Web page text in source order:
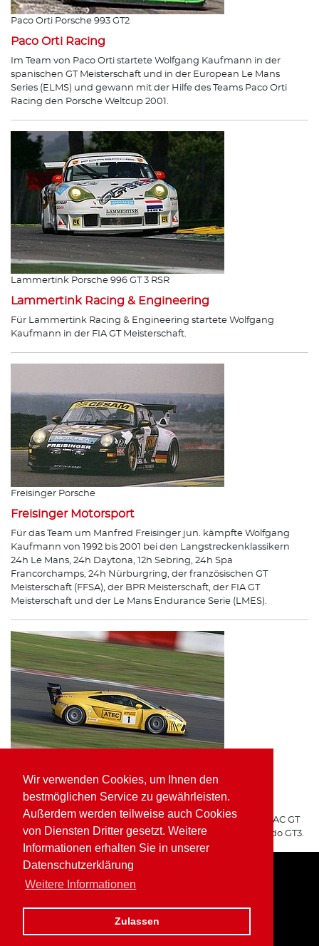
Wir verwenden Cookies, um Ihnen den
bestmöglichen Service zu gewährleisten.
Außerdem werden teilweise auch Cookies
von Diensten Dritter gesetzt. Weitere
Informationen erhalten Sie in unserer
Datenschutzerklärung
Weitere Informationen
Zulassen
Paco Orti Porsche 993 GT2
Paco Orti Racing
Im Team von Paco Orti startete Wolfgang Kaufmann in der
spanischen GT Meisterschaft und in der European Le Mans
Series (ELMS) und gewann mit der Hilfe des Teams Paco Orti
Racing den Porsche Weltcup 2001.
Lammertink Porsche 996 GT 3 RSR
Lammertink Racing & Engineering
Für Lammertink Racing & Engineering startete Wolfgang
Kaufmann in der FIA GT Meisterschaft.
Freisinger Porsche
Freisinger Motorsport
Für das Team um Manfred Freisinger jun. kämpfte Wolfgang
Kaufmann von 1992 bis 2001 bei den Langstreckenklassikern
24h Le Mans, 24h Daytona, 12h Sebring, 24h Spa
Francorchamps, 24h Nürburgring, der französischen GT
Meisterschaft (FFSA), der BPR Meisterschaft, der FIA GT
Meisterschaft und der Le Mans Endurance Serie (LMES).
ATEC Fluid Systems Lamborghini Gallardo GT3
ARGO Racing
Für ARGO Racing startete Wolfgang Kaufmann in der ADAC GT
Masters auf dem ATEC Fluid Systems Lamborghini Gallardo GT3.
Home Impressum